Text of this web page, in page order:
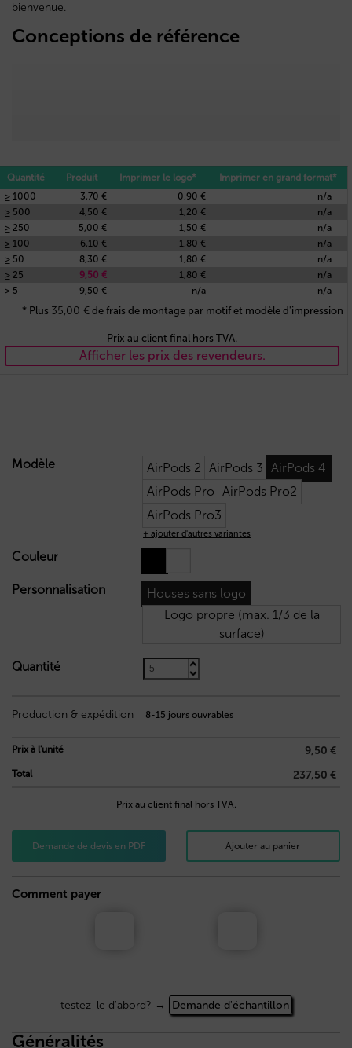
bienvenue.
Conceptions de référence
Quantité Produit Imprimer le logo*
Imprimer en grand format*
≥ 1000
3,70 € 0,90 €
n/a
≥ 500
4,50 € 1,20 €
n/a
≥ 250
5,00 € 1,50 €
n/a
≥ 100
6,10 € 1,80 €
n/a
≥ 50
8,30 € 1,80 €
n/a
≥ 25
9,50 € 1,80 €
n/a
≥ 5
9,50 € n/a n/a
* Plus 35,00 € de frais de montage par motif et modèle d'impression
Prix au client final hors TVA.
Afficher les prix des revendeurs.
Modèle AirPods 2 AirPods 3 AirPods 4
AirPods Pro AirPods Pro2
AirPods Pro3
+ ajouter d'autres variantes
Couleur
Personnalisation
Houses sans logo
Logo propre (max. 1/3 de la
surface)
Quantité
Production & expédition 8-15 jours ouvrables
Prix à l'unité 9,50 €
Total 237,50 €
Prix au client final hors TVA.
Demande de devis en PDF Ajouter au panier
Comment payer
testez-le d'abord? → Demande d'échantillon
Généralités